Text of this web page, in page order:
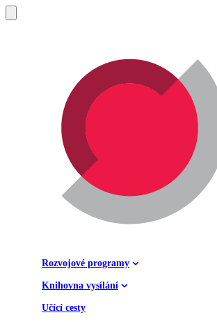
Rozvojové programy
Knihovna vysílání
Učící cesty